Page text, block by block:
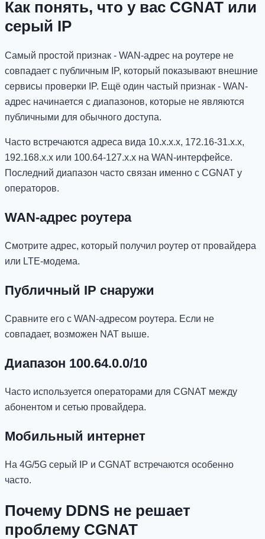
Как понять, что у вас CGNAT или
серый IP
Самый простой признак - WAN-адрес на роутере не
совпадает с публичным IP, который показывают внешние
сервисы проверки IP. Ещё один частый признак - WAN-
адрес начинается с диапазонов, которые не являются
публичными для обычного доступа.
Часто встречаются адреса вида 10.x.x.x, 172.16-31.x.x,
192.168.x.x или 100.64-127.x.x на WAN-интерфейсе.
Последний диапазон часто связан именно с CGNAT у
операторов.
WAN-адрес роутера
Смотрите адрес, который получил роутер от провайдера
или LTE-модема.
Публичный IP снаружи
Сравните его с WAN-адресом роутера. Если не
совпадает, возможен NAT выше.
Диапазон 100.64.0.0/10
Часто используется операторами для CGNAT между
абонентом и сетью провайдера.
Мобильный интернет
На 4G/5G серый IP и CGNAT встречаются особенно
часто.
Почему DDNS не решает
проблему CGNAT